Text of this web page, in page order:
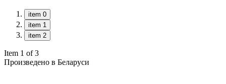
item 0
item 1
item 2
Item 1 of 3
Произведено в Беларуси